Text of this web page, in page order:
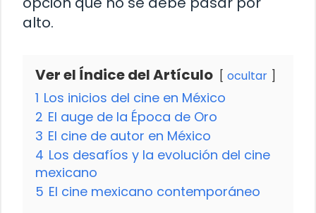
alto.
Ver el Índice del Artículo ocultar
1 Los inicios del cine en México
2 El auge de la Época de Oro
3 El cine de autor en México
4 Los desafíos y la evolución del cine
mexicano
5 El cine mexicano contemporáneo